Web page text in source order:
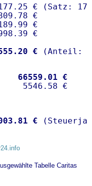
€ (Satz:
€
€
€
€
66559.01 €
€
Tabelle Caritas